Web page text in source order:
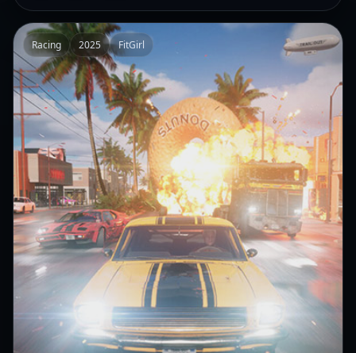
Racing 2025 FitGirl